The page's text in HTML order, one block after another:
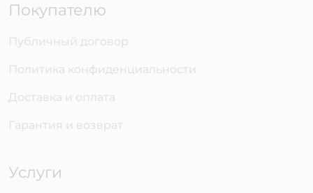
Покупателю
Публичный договор
Политика конфиденциальности
Доставка и оплата
Гарантия и возврат
Услуги